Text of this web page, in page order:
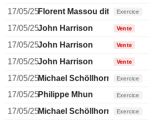
17/05/25Florent Massou dit Labaquère
Exercice
17/05/25John Harrison Vente
17/05/25John Harrison Vente
17/05/25John Harrison Vente
17/05/25Michael Schöllhorn Exercice
17/05/25Philippe Mhun Exercice
17/05/25Michael Schöllhorn Exercice